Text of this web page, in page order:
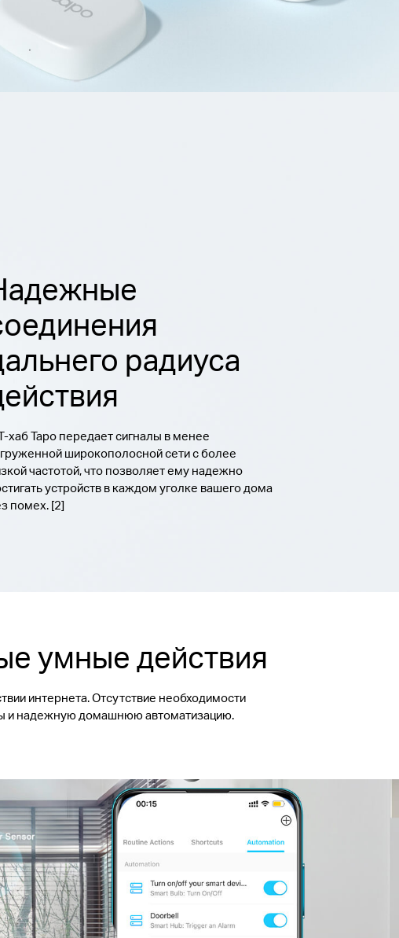
радиуса
хаб Tapo передает сигналы в менее
широкополосной сети с более
частотой, что позволяет ему надежно
устройств в каждом уголке вашего дома
помех. [2]
умные действия
интернета. Отсутствие необходимости
и надежную домашнюю автоматизацию.